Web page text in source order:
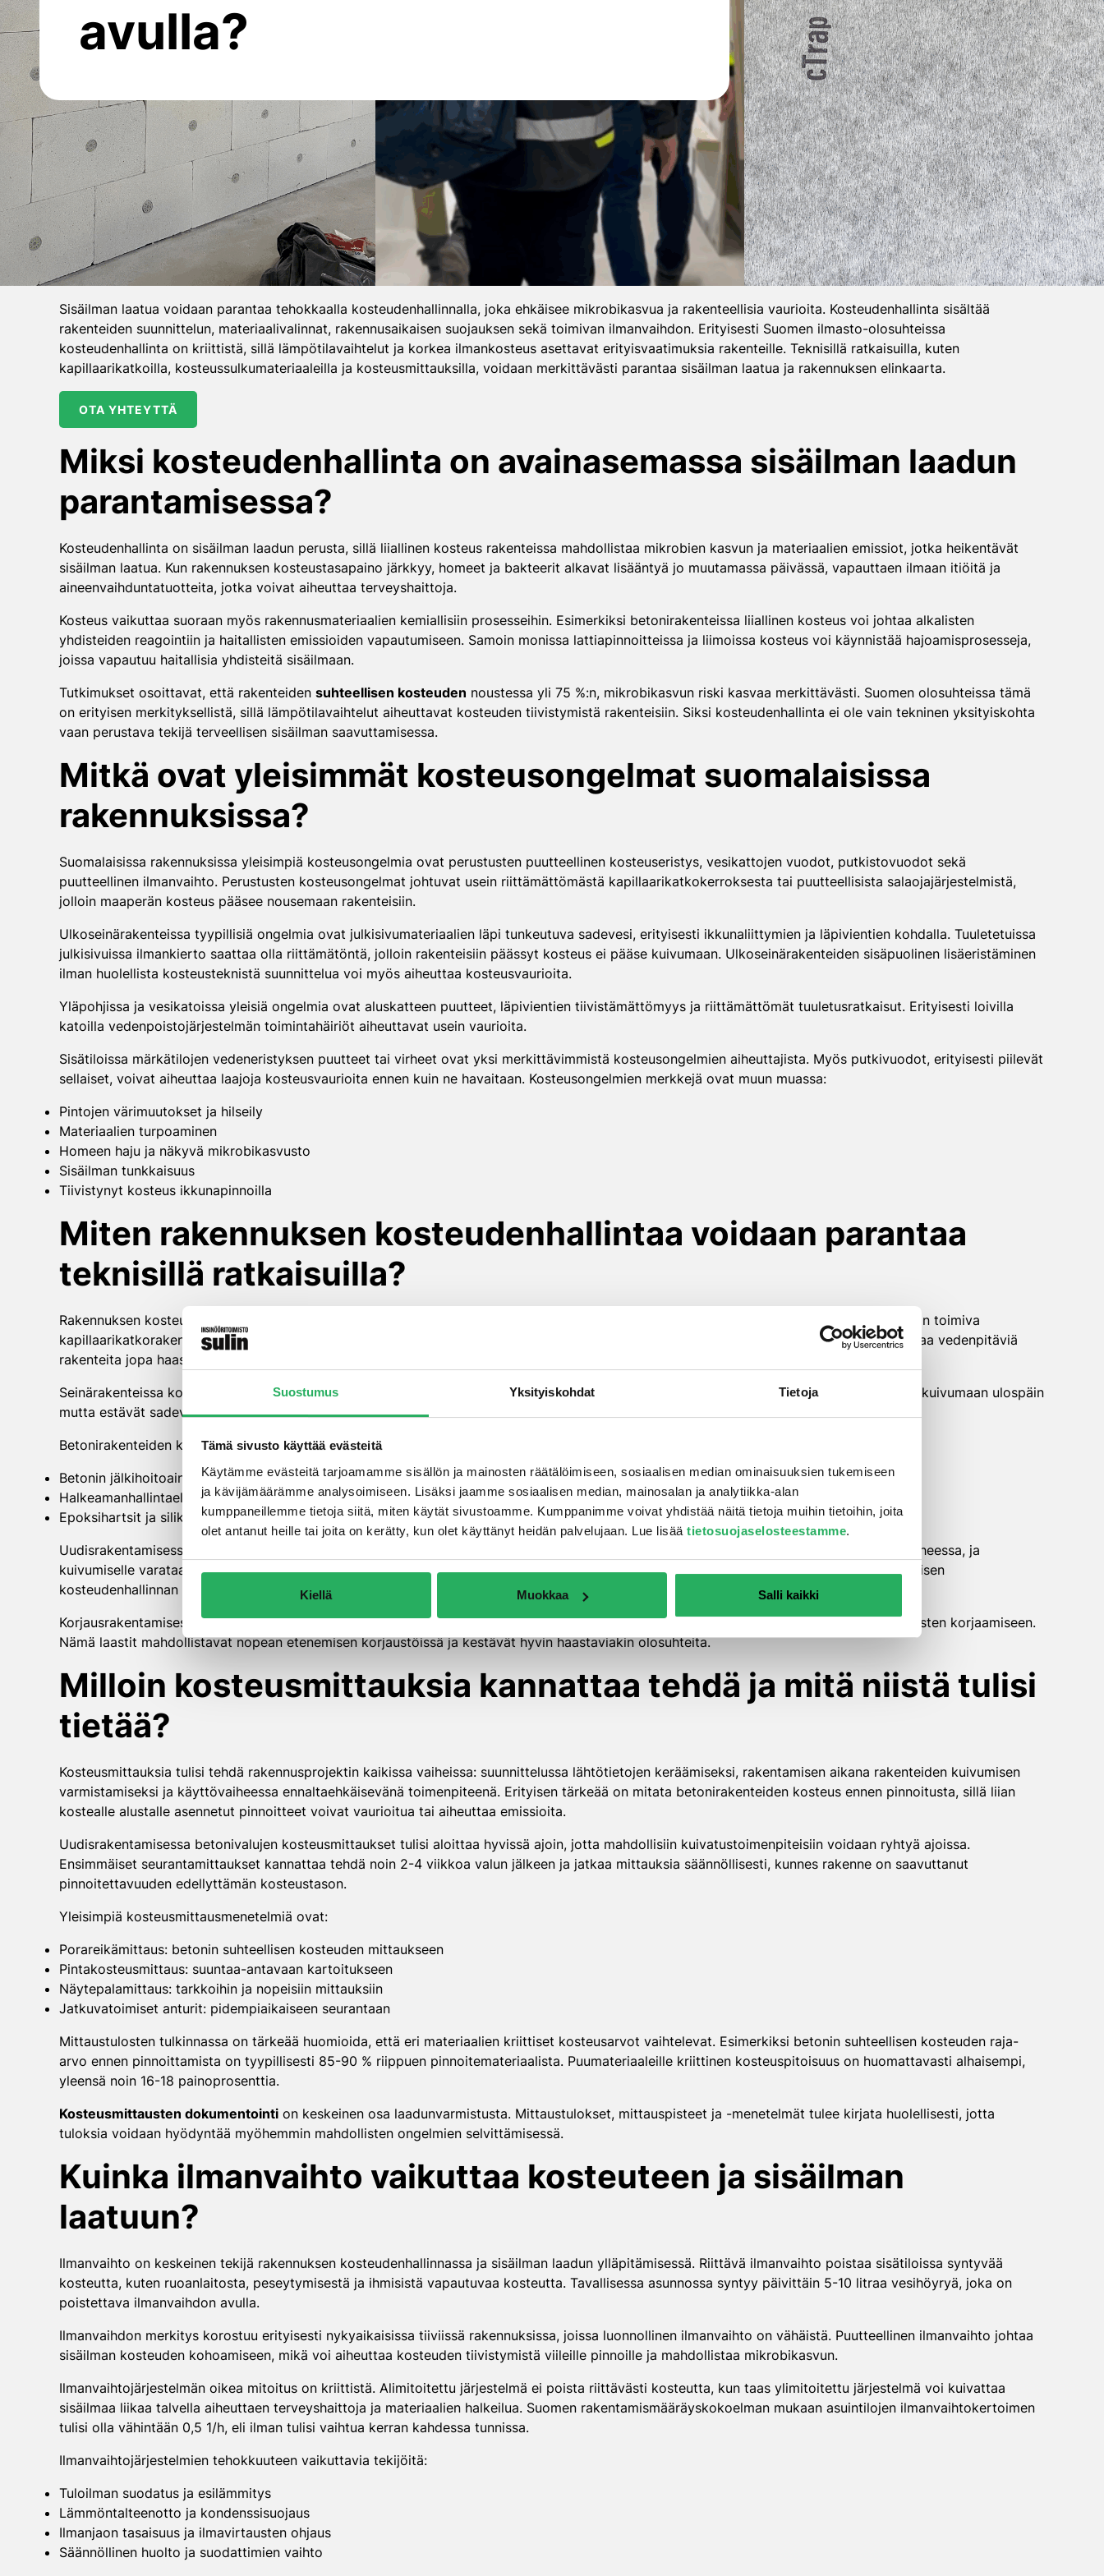
Suostumus Yksityiskohdat Tietoja
Tämä sivusto käyttää evästeitä
Käytämme evästeitä tarjoamamme sisällön ja mainosten räätälöimiseen, sosiaalisen median ominaisuuksien tukemiseen
ja kävijämäärämme analysoimiseen. Lisäksi jaamme sosiaalisen median, mainosalan ja analytiikka-alan
kumppaneillemme tietoja siitä, miten käytät sivustoamme. Kumppanimme voivat yhdistää näitä tietoja muihin tietoihin, joita
olet antanut heille tai joita on kerätty, kun olet käyttänyt heidän palvelujaan. Lue lisää tietosuojaselosteestamme.
Kiellä Muokkaa Salli kaikki
avulla?
Sisäilman laatua voidaan parantaa tehokkaalla kosteudenhallinnalla, joka ehkäisee mikrobikasvua ja rakenteellisia vaurioita. Kosteudenhallinta sisältää
rakenteiden suunnittelun, materiaalivalinnat, rakennusaikaisen suojauksen sekä toimivan ilmanvaihdon. Erityisesti Suomen ilmasto-olosuhteissa
kosteudenhallinta on kriittistä, sillä lämpötilavaihtelut ja korkea ilmankosteus asettavat erityisvaatimuksia rakenteille. Teknisillä ratkaisuilla, kuten
kapillaarikatkoilla, kosteussulkumateriaaleilla ja kosteusmittauksilla, voidaan merkittävästi parantaa sisäilman laatua ja rakennuksen elinkaarta.
OTA YHTEYTTÄ
Miksi kosteudenhallinta on avainasemassa sisäilman laadun
parantamisessa?
Kosteudenhallinta on sisäilman laadun perusta, sillä liiallinen kosteus rakenteissa mahdollistaa mikrobien kasvun ja materiaalien emissiot, jotka heikentävät
sisäilman laatua. Kun rakennuksen kosteustasapaino järkkyy, homeet ja bakteerit alkavat lisääntyä jo muutamassa päivässä, vapauttaen ilmaan itiöitä ja
aineenvaihduntatuotteita, jotka voivat aiheuttaa terveyshaittoja.
Kosteus vaikuttaa suoraan myös rakennusmateriaalien kemiallisiin prosesseihin. Esimerkiksi betonirakenteissa liiallinen kosteus voi johtaa alkalisten
yhdisteiden reagointiin ja haitallisten emissioiden vapautumiseen. Samoin monissa lattiapinnoitteissa ja liimoissa kosteus voi käynnistää hajoamisprosesseja,
joissa vapautuu haitallisia yhdisteitä sisäilmaan.
Tutkimukset osoittavat, että rakenteiden suhteellisen kosteuden noustessa yli 75 %:n, mikrobikasvun riski kasvaa merkittävästi. Suomen olosuhteissa tämä
on erityisen merkityksellistä, sillä lämpötilavaihtelut aiheuttavat kosteuden tiivistymistä rakenteisiin. Siksi kosteudenhallinta ei ole vain tekninen yksityiskohta
vaan perustava tekijä terveellisen sisäilman saavuttamisessa.
Mitkä ovat yleisimmät kosteusongelmat suomalaisissa
rakennuksissa?
Suomalaisissa rakennuksissa yleisimpiä kosteusongelmia ovat perustusten puutteellinen kosteuseristys, vesikattojen vuodot, putkistovuodot sekä
puutteellinen ilmanvaihto. Perustusten kosteusongelmat johtuvat usein riittämättömästä kapillaarikatkokerroksesta tai puutteellisista salaojajärjestelmistä,
jolloin maaperän kosteus pääsee nousemaan rakenteisiin.
Ulkoseinärakenteissa tyypillisiä ongelmia ovat julkisivumateriaalien läpi tunkeutuva sadevesi, erityisesti ikkunaliittymien ja läpivientien kohdalla. Tuuletetuissa
julkisivuissa ilmankierto saattaa olla riittämätöntä, jolloin rakenteisiin päässyt kosteus ei pääse kuivumaan. Ulkoseinärakenteiden sisäpuolinen lisäeristäminen
ilman huolellista kosteusteknistä suunnittelua voi myös aiheuttaa kosteusvaurioita.
Yläpohjissa ja vesikatoissa yleisiä ongelmia ovat aluskatteen puutteet, läpivientien tiivistämättömyys ja riittämättömät tuuletusratkaisut. Erityisesti loivilla
katoilla vedenpoistojärjestelmän toimintahäiriöt aiheuttavat usein vaurioita.
Sisätiloissa märkätilojen vedeneristyksen puutteet tai virheet ovat yksi merkittävimmistä kosteusongelmien aiheuttajista. Myös putkivuodot, erityisesti piilevät
sellaiset, voivat aiheuttaa laajoja kosteusvaurioita ennen kuin ne havaitaan. Kosteusongelmien merkkejä ovat muun muassa:
Pintojen värimuutokset ja hilseily
Materiaalien turpoaminen
Homeen haju ja näkyvä mikrobikasvusto
Sisäilman tunkkaisuus
Tiivistynyt kosteus ikkunapinnoilla
Miten rakennuksen kosteudenhallintaa voidaan parantaa
teknisillä ratkaisuilla?
Rakennuksen kosteudenhallintaa voidaan tehostaa monipuolisilla teknisillä ratkaisuilla. Perustuksissa tehokas kosteudenhallinnan perusta on toimiva
kapillaarikatkorakenne, joka estää maaperän kosteuden nousun rakenteisiin. Esimerkiksi kuituvahvisteisilla erikoislaasteilla voidaan toteuttaa vedenpitäviä
rakenteita jopa haastaviin olosuhteisiin, kuten suurta kosteusrasitusta kokeviin kellaritiloihin.
Seinärakenteissa kosteudenhallintaa voidaan parantaa diffuusioavoimilla, mutta vesitiiviillä julkisivupinnoitteilla, jotka päästävät rakenteen kuivumaan ulospäin
mutta estävät sadeveden pääsyn rakenteisiin. Myös julkisivujen tuuletusrakojen toimivuus on varmistettava riittävällä ilmankierrolla.
Betonirakenteiden kosteudenhallinnassa keskeisiä teknisiä ratkaisuja ovat:
Betonin jälkihoitoaineet, jotka optimoivat hydrataation ja vähentävät kutistumishalkeamia
Halkeamanhallintaelementit, jotka ohjaavat kutistumishalkeamat suunniteltuihin kohtiin
Epoksihartsit ja silikaattipohjaiset kyllästeet, jotka vahvistavat betonipintaa ja tekevät siitä vedenhylkivän
Uudisrakentamisessa merkittävä tekninen ratkaisu on
, jossa rakenteiden kosteustilaa seurataan jatkuvasti rakennusvaiheessa, ja
kuivumiselle varataan riittävästi aikaa ennen pinnoitusta. Rakenteisiin asennettavat kiinteät kosteusmittausanturit mahdollistavat reaaliaikaisen
kosteudenhallinnan myös rakennuksen käytön aikana.
Korjausrakentamisessa kosteudenhallintaa voidaan parantaa reaktiivisilla korjauslaasteilla, jotka soveltuvat erityisesti kosteus- ja suolarikosten korjaamiseen.
Nämä laastit mahdollistavat nopean etenemisen korjaustöissä ja kestävät hyvin haastaviakin olosuhteita.
Milloin kosteusmittauksia kannattaa tehdä ja mitä niistä tulisi
tietää?
Kosteusmittauksia tulisi tehdä rakennusprojektin kaikissa vaiheissa: suunnittelussa lähtötietojen keräämiseksi, rakentamisen aikana rakenteiden kuivumisen
varmistamiseksi ja käyttövaiheessa ennaltaehkäisevänä toimenpiteenä. Erityisen tärkeää on mitata betonirakenteiden kosteus ennen pinnoitusta, sillä liian
kostealle alustalle asennetut pinnoitteet voivat vaurioitua tai aiheuttaa emissioita.
Uudisrakentamisessa betonivalujen kosteusmittaukset tulisi aloittaa hyvissä ajoin, jotta mahdollisiin kuivatustoimenpiteisiin voidaan ryhtyä ajoissa.
Ensimmäiset seurantamittaukset kannattaa tehdä noin 2-4 viikkoa valun jälkeen ja jatkaa mittauksia säännöllisesti, kunnes rakenne on saavuttanut
pinnoitettavuuden edellyttämän kosteustason.
Yleisimpiä kosteusmittausmenetelmiä ovat:
Porareikämittaus: betonin suhteellisen kosteuden mittaukseen
Pintakosteusmittaus: suuntaa-antavaan kartoitukseen
Näytepalamittaus: tarkkoihin ja nopeisiin mittauksiin
Jatkuvatoimiset anturit: pidempiaikaiseen seurantaan
Mittaustulosten tulkinnassa on tärkeää huomioida, että eri materiaalien kriittiset kosteusarvot vaihtelevat. Esimerkiksi betonin suhteellisen kosteuden raja-
arvo ennen pinnoittamista on tyypillisesti 85-90 % riippuen pinnoitemateriaalista. Puumateriaaleille kriittinen kosteuspitoisuus on huomattavasti alhaisempi,
yleensä noin 16-18 painoprosenttia.
Kosteusmittausten dokumentointi on keskeinen osa laadunvarmistusta. Mittaustulokset, mittauspisteet ja -menetelmät tulee kirjata huolellisesti, jotta
tuloksia voidaan hyödyntää myöhemmin mahdollisten ongelmien selvittämisessä.
Kuinka ilmanvaihto vaikuttaa kosteuteen ja sisäilman
laatuun?
Ilmanvaihto on keskeinen tekijä rakennuksen kosteudenhallinnassa ja sisäilman laadun ylläpitämisessä. Riittävä ilmanvaihto poistaa sisätiloissa syntyvää
kosteutta, kuten ruoanlaitosta, peseytymisestä ja ihmisistä vapautuvaa kosteutta. Tavallisessa asunnossa syntyy päivittäin 5-10 litraa vesihöyryä, joka on
poistettava ilmanvaihdon avulla.
Ilmanvaihdon merkitys korostuu erityisesti nykyaikaisissa tiiviissä rakennuksissa, joissa luonnollinen ilmanvaihto on vähäistä. Puutteellinen ilmanvaihto johtaa
sisäilman kosteuden kohoamiseen, mikä voi aiheuttaa kosteuden tiivistymistä viileille pinnoille ja mahdollistaa mikrobikasvun.
Ilmanvaihtojärjestelmän oikea mitoitus on kriittistä. Alimitoitettu järjestelmä ei poista riittävästi kosteutta, kun taas ylimitoitettu järjestelmä voi kuivattaa
sisäilmaa liikaa talvella aiheuttaen terveyshaittoja ja materiaalien halkeilua. Suomen rakentamismääräyskokoelman mukaan asuintilojen ilmanvaihtokertoimen
tulisi olla vähintään 0,5 1/h, eli ilman tulisi vaihtua kerran kahdessa tunnissa.
Ilmanvaihtojärjestelmien tehokkuuteen vaikuttavia tekijöitä:
Tuloilman suodatus ja esilämmitys
Lämmöntalteenotto ja kondenssisuojaus
Ilmanjaon tasaisuus ja ilmavirtausten ohjaus
Säännöllinen huolto ja suodattimien vaihto